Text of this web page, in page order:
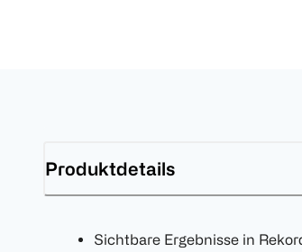
Produktdetails
Sichtbare Ergebnisse in